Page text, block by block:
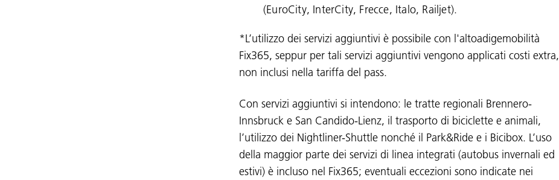
(EuroCity, InterCity, Frecce, Italo, Railjet).
*L’utilizzo dei servizi aggiuntivi è possibile con l'altoadigemobilità
Fix365, seppur per tali servizi aggiuntivi vengono applicati costi extra,
non inclusi nella tariffa del pass.
Con servizi aggiuntivi si intendono: le tratte regionali Brennero-
Innsbruck e San Candido-Lienz, il trasporto di biciclette e animali,
l’utilizzo dei Nightliner-Shuttle nonché il Park&Ride e i Bicibox. L’uso
della maggior parte dei servizi di linea integrati (autobus invernali ed
estivi) è incluso nel Fix365; eventuali eccezioni sono indicate nei